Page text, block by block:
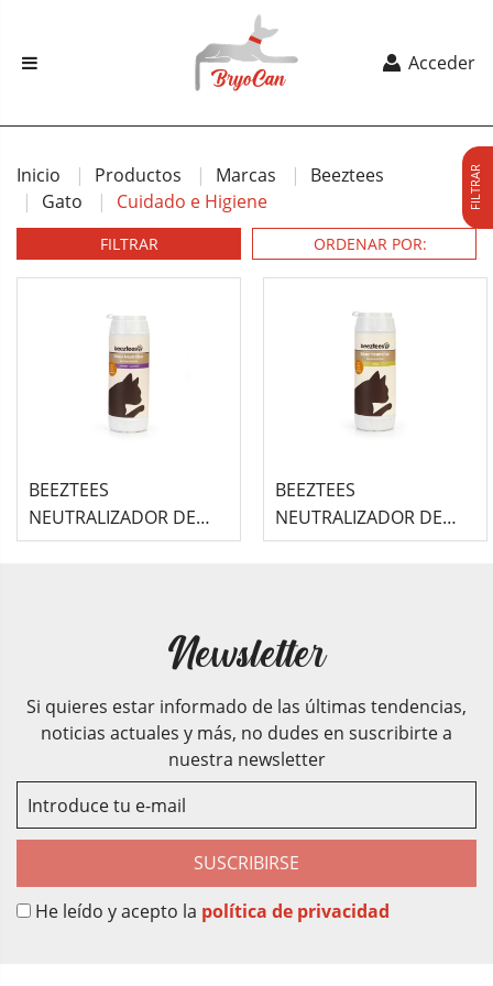
Acceder
Inicio Productos Marcas
Beeztees
Gato
Cuidado e Higiene
FILTRAR
FILTRAR
BEEZTEES
NEUTRALIZADOR DE
OLORES PARA
BEEZTEES
NEUTRALIZADOR DE
OLORES PARA
Newsletter
Si quieres estar informado de las últimas tendencias,
noticias actuales y más, no dudes en suscribirte a
nuestra newsletter
SUSCRIBIRSE
He leído y acepto la política de privacidad